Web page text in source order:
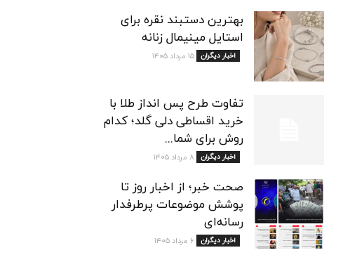
بهترین دستبند نقره برای
استایل مینیمال زنانه
اخبار دیگران ۱۵ مرداد ۱۴۰۵
تفاوت طرح پس انداز طلا با
خرید اقساطی دلی گلد؛ کدام
روش برای شما...
اخبار دیگران ۸ مرداد ۱۴۰۵
صحت خبر؛ از اخبار روز تا
پوشش موضوعات پرطرفدار
رسانه‌ای
اخبار دیگران ۶ مرداد ۱۴۰۵